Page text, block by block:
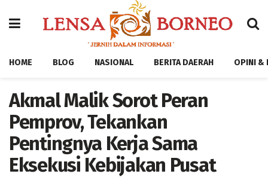
HOME BLOG NASIONAL BERITA DAERAH OPINI &
Akmal Malik Sorot Peran
Pemprov, Tekankan
Pentingnya Kerja Sama
Eksekusi Kebijakan Pusat